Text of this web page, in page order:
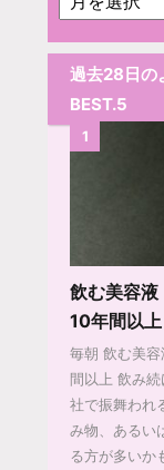
過去28日の
BEST.5
1
飲む美容液
10年間以上
毎朝 飲む美
間以上 飲み
社で振舞われ
み物、あるい
る方が多いか